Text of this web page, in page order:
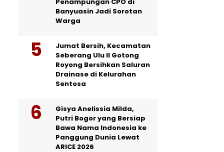
Banyuasin Jadi Sorotan
Warga
Jumat Bersih, Kecamatan
Seberang Ulu II Gotong
Royong Bersihkan Saluran
Drainase di Kelurahan
Sentosa
Gisya Anelissia Milda,
Putri Bogor yang Bersiap
Bawa Nama Indonesia ke
Panggung Dunia Lewat
ARICE 2026